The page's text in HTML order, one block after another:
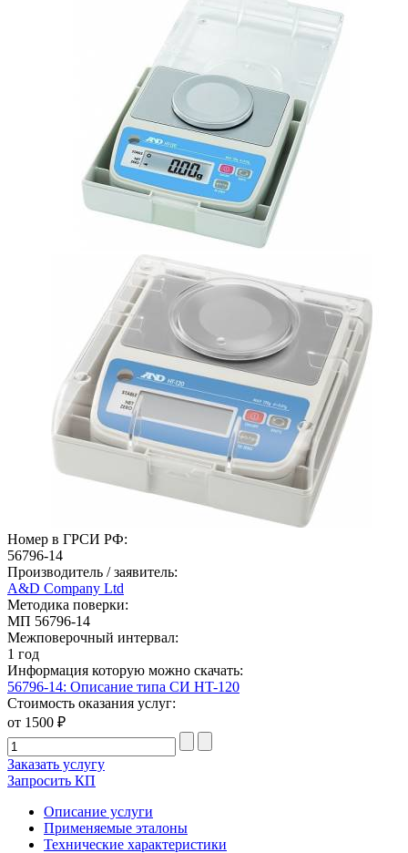
Номер в ГРСИ РФ:
56796-14
Производитель / заявитель:
A&D Company Ltd
Методика поверки:
МП 56796-14
Межповерочный интервал:
1 год
Информация которую можно скачать:
56796-14: Описание типа СИ HT-120
Стоимость оказания услуг:
от 1500 ₽
Заказать услугу
Запросить КП
Описание услуги
Применяемые эталоны
Технические характеристики